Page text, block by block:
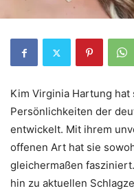
Kim Virginia Hartung
Persönlichkeiten der
entwickelt. Mit ihrem
offenen Art hat sie
gleichermaßen
hin zu aktuellen